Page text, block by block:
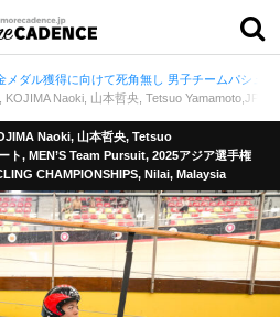
メダル獲得に向けて死角無し 男子チームパシュ
KOJIMA Naoki, 山本哲央, Tetsuo
Naoki, 山本哲央, Tetsuo
ト, MEN’S Team Pursuit, 2025アジア選手権
CHAMPIONSHIPS, Nilai, Malaysia